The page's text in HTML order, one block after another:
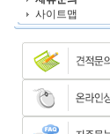
사이트맵